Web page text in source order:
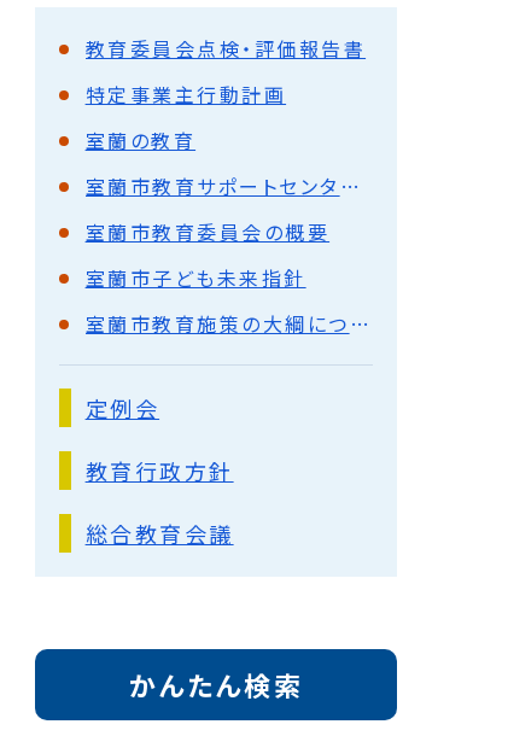
教育委員会点検・評価報告書
特定事業主行動計画
室蘭の教育
室蘭市教育サポートセンターくじらん
室蘭市教育委員会の概要
室蘭市子ども未来指針
室蘭市教育施策の大綱について
定例会
教育行政方針
総合教育会議
かんたん検索